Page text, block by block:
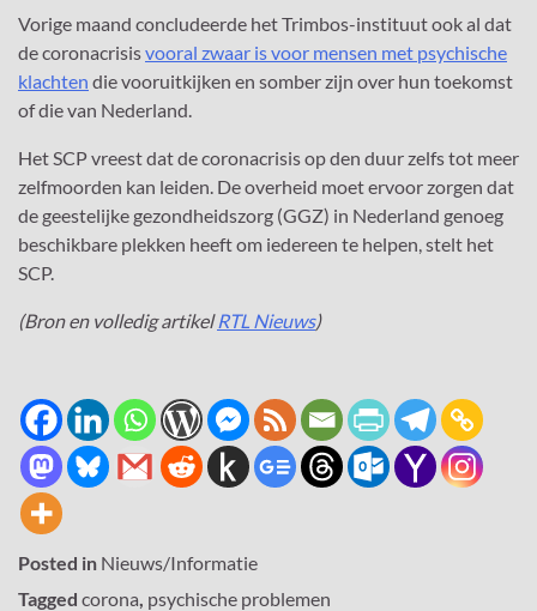
Vorige maand concludeerde het Trimbos-instituut ook al dat
de coronacrisisvooral zwaar is voor mensen met psychische
klachten die vooruitkijken en somber zijn over hun toekomst
of die van Nederland.
Het SCP vreest dat de coronacrisis op den duur zelfs tot meer
zelfmoorden kan leiden. De overheid moet ervoor zorgen dat
de geestelijke gezondheidszorg (GGZ) in Nederland genoeg
beschikbare plekken heeft om iedereen te helpen, stelt het
SCP.
(Bron en volledig artikelRTL Nieuws)
Posted in Nieuws/Informatie
Tagged corona, psychische problemen